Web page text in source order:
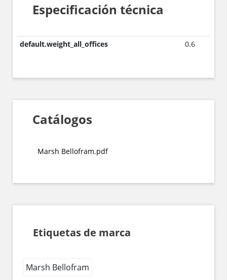
Especificación técnica
default.weight_all_offices 0.6
Catálogos
Marsh Bellofram.pdf
Etiquetas de marca
Marsh Bellofram